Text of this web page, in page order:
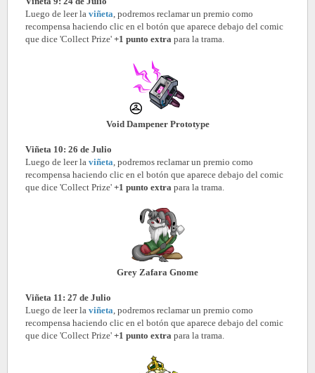
Luego de leer la viñeta , podremos reclamar un premio como
recompensa haciendo clic en el botón que aparece debajo del comic
que dice 'Collect Prize' +1 punto extra para la trama.
Void Dampener Prototype
Viñeta 10: 26 de Julio
Luego de leer la viñeta , podremos reclamar un premio como
recompensa haciendo clic en el botón que aparece debajo del comic
que dice 'Collect Prize' +1 punto extra para la trama.
Grey Zafara Gnome
Viñeta 11: 27 de Julio
Luego de leer la viñeta , podremos reclamar un premio como
recompensa haciendo clic en el botón que aparece debajo del comic
que dice 'Collect Prize' +1 punto extra para la trama.